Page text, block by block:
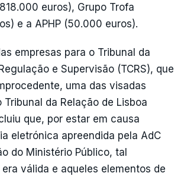
euros), Grupo Trofa
e a APHP (50.000 euros).
empresas para o Tribunal da
e Supervisão (TCRS), que
uma das visadas
Tribunal da Relação de Lisboa
que, por estar em causa
eletrónica apreendida pela AdC
do Ministério Público, tal
válida e aqueles elementos de